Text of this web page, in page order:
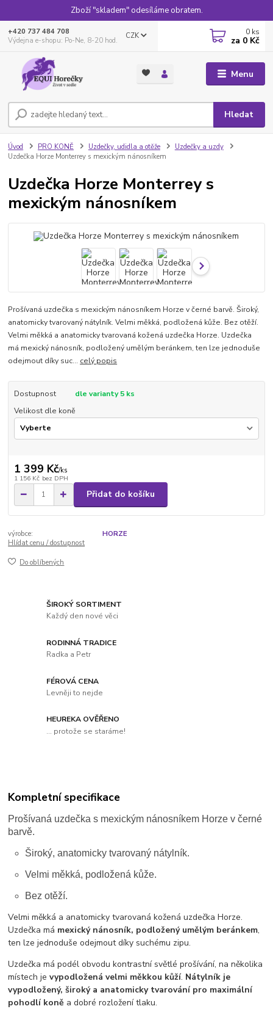
Zboží "skladem" odesíláme obratem.
Menu
CZK
Hledat
+420 737 484 708
Výdejna e-shopu: Po-Ne, 8-20 hod.
0 ks
za 0 Kč
Úvod PRO KONĚ Uzdečky, udidla a otěže
Uzdečky a uzdy
Uzdečka Horze Monterrey s mexickým nánosníkem
Uzdečka Horze Monterrey s
mexickým nánosníkem
Prošívaná uzdečka s mexickým nánosníkem Horze v černé barvě. Široký,
anatomicky tvarovaný nátylník. Velmi měkká, podložená kůže. Bez otěží.
Velmi měkká a anatomicky tvarovaná kožená uzdečka Horze. Uzdečka
má mexický nánosník, podložený umělým beránkem, ten lze jednoduše
odejmout díky suc... celý popis
Dostupnost
dle varianty 5 ks
Velikost dle koně
1 399 Kč/ks
1 156 Kč bez DPH
Přidat do košíku
výrobce:
HORZE
Hlídat cenu / dostupnost
Do oblíbených
ŠIROKÝ SORTIMENT
Každý den nové věci
RODINNÁ TRADICE
Radka a Petr
FÉROVÁ CENA
Levněji to nejde
HEUREKA OVĚŘENO
... protože se staráme!
Kompletní specifikace
Prošívaná uzdečka s mexickým nánosníkem Horze v černé
barvě.
Široký, anatomicky tvarovaný nátylník.
Velmi měkká, podložená kůže.
Bez otěží.
Velmi měkká a anatomicky tvarovaná kožená uzdečka Horze.
Uzdečka má mexický nánosník, podložený umělým beránkem,
ten lze jednoduše odejmout díky suchému zipu.
Uzdečka má podél obvodu kontrastní světlé prošívání, na několika
místech jevypodložená velmi měkkou kůží. Nátylník je
vypodložený, široký a anatomicky tvarování pro maximální
pohodlí koně a dobré rozložení tlaku.